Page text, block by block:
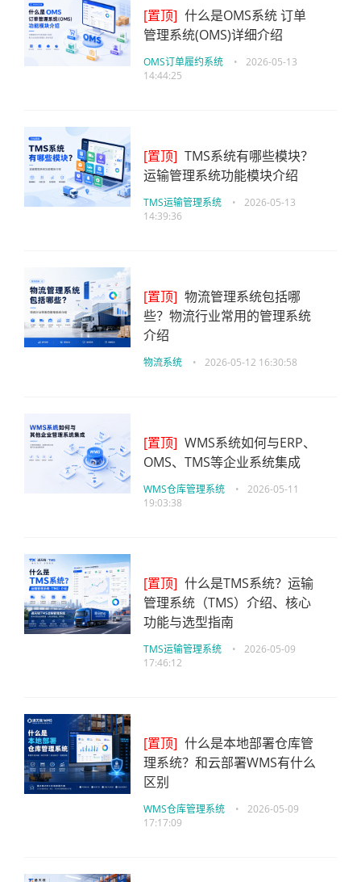
[置顶] 什么是OMS系统 订单
管理系统(OMS)详细介绍
OMS订单履约系统 •
2026-05-13
14:44:25
[置顶] TMS系统有哪些模块？
运输管理系统功能模块介绍
TMS运输管理系统 •
2026-05-13
14:39:36
[置顶] 物流管理系统包括哪
些？物流行业常用的管理系统
介绍
物流系统 • 2026-05-12 16:30:58
[置顶] WMS系统如何与ERP、
OMS、TMS等企业系统集成
WMS仓库管理系统 •
2026-05-11
19:03:38
[置顶] 什么是TMS系统？运输
管理系统（TMS）介绍、核心
功能与选型指南
TMS运输管理系统 •
2026-05-09
17:46:12
[置顶] 什么是本地部署仓库管
理系统？和云部署WMS有什么
区别
WMS仓库管理系统 •
2026-05-09
17:17:09